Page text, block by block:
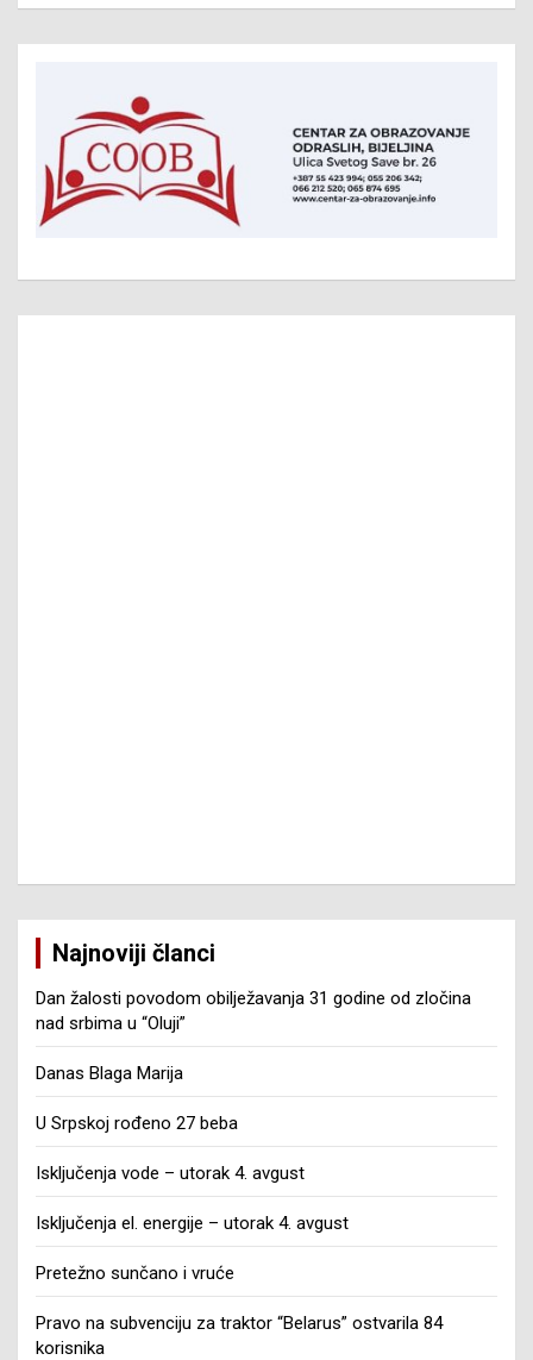
Najnoviji članci
Dan žalosti povodom obilježavanja 31 godine od zločina
nad srbima u “Oluji”
Danas Blaga Marija
U Srpskoj rođeno 27 beba
Isključenja vode – utorak 4. avgust
Isključenja el. energije – utorak 4. avgust
Pretežno sunčano i vruće
Pravo na subvenciju za traktor “Belarus” ostvarila 84
korisnika